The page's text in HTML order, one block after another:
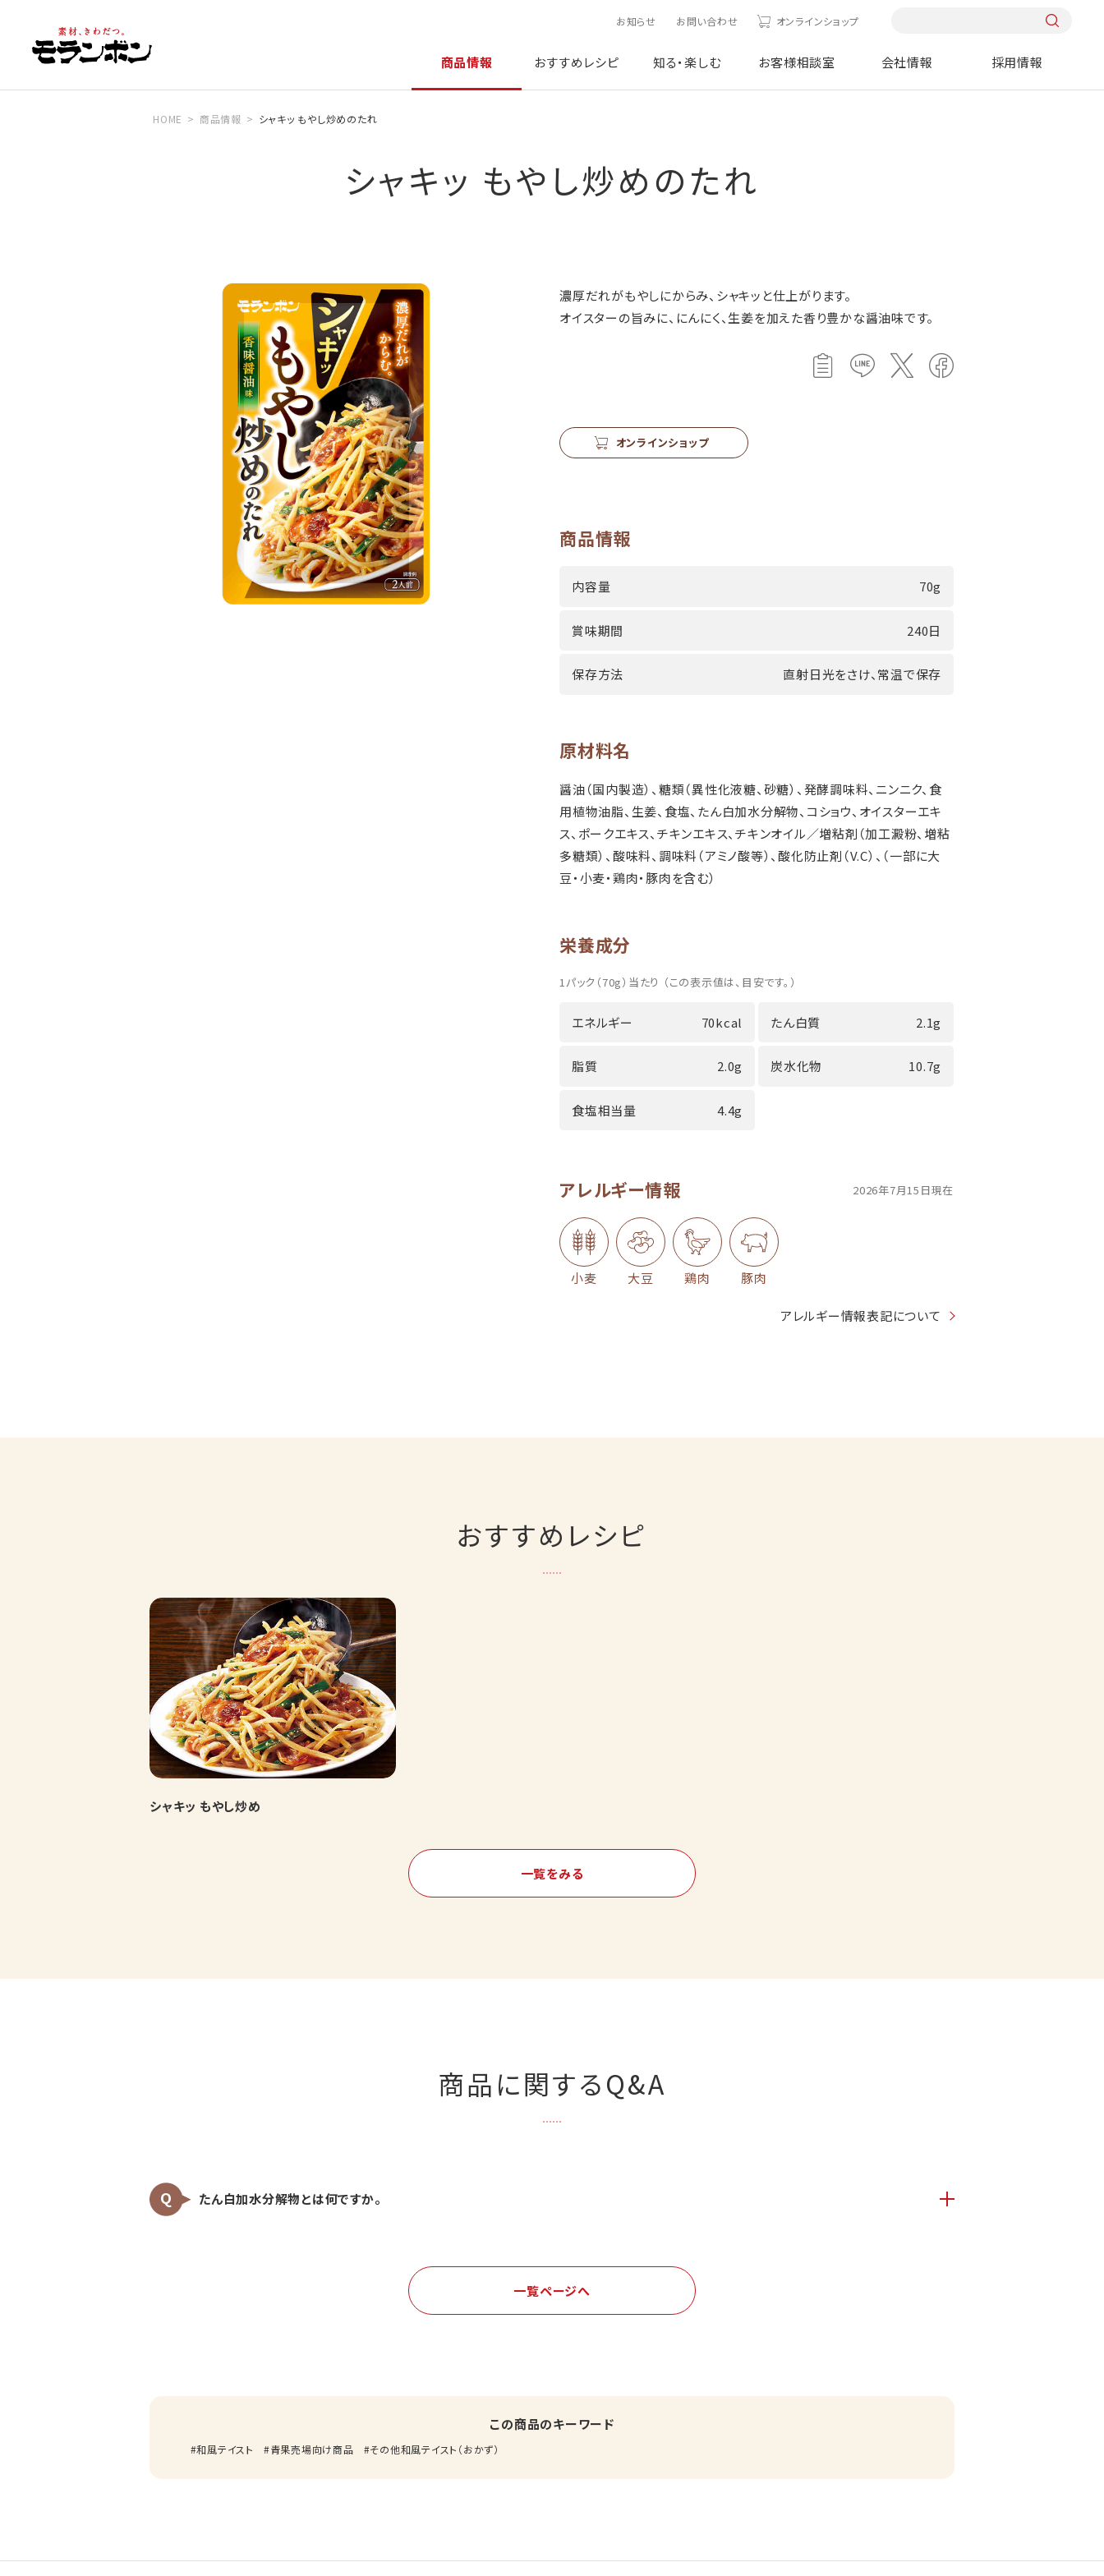
お知らせ お問い合わせ オンラインショップ
商品情報 おすすめレシピ 知る・楽しむ お客様相談室 会社情報 採用情報
HOME 商品情報 シャキッ もやし炒めのたれ
シャキッ もやし炒めのたれ
濃厚だれがもやしにからみ、シャキッと仕上がります。
オイスターの旨みに、にんにく、生姜を加えた香り豊かな醤油味です。
オンラインショップ
商品情報
内容量 70g
賞味期間 240日
保存方法 直射日光をさけ、常温で保存
原材料名
醤油（国内製造）、糖類（異性化液糖、砂糖）、発酵調味料、ニンニク、食
用植物油脂、生姜、食塩、たん白加水分解物、コショウ、オイスターエキ
ス、ポークエキス、チキンエキス、チキンオイル／増粘剤（加工澱粉、増粘
多糖類）、酸味料、調味料（アミノ酸等）、酸化防止剤（V.C）、（一部に大
豆・小麦・鶏肉・豚肉を含む）
栄養成分
1パック（70g）当たり （この表示値は、目安です。）
エネルギー 70kcal たん白質 2.1g
脂質 2.0g 炭水化物 10.7g
食塩相当量 4.4g
アレルギー情報 2026年7月15日現在
小麦 大豆 鶏肉 豚肉
アレルギー情報表記について
おすすめレシピ
シャキッ もやし炒め
一覧をみる
商品に関するQ&A
たん白加水分解物とは何ですか。
一覧ページへ
この商品のキーワード
和風テイスト 青果売場向け商品 その他和風テイスト（おかず）